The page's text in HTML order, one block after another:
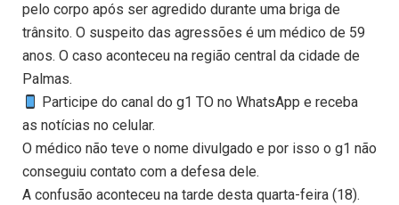
pelo corpo após ser agredido durante uma briga de
trânsito. O suspeito das agressões é um médico de 59
anos. O caso aconteceu na região central da cidade de
Palmas.
Participe do canal do g1 TO no WhatsApp e receba
as notícias no celular.
O médico não teve o nome divulgado e por isso o g1 não
conseguiu contato com a defesa dele.
A confusão aconteceu na tarde desta quarta-feira (18).